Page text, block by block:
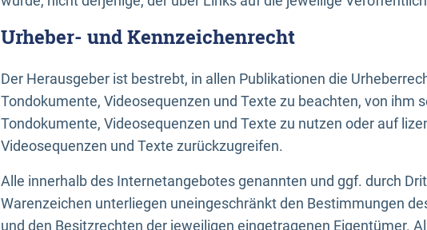
Urheber- und Kennzeichenrecht
Der Herausgeber ist bestrebt, in allen Publikationen die
Tondokumente, Videosequenzen und Texte zu beachten, von ihm
Tondokumente, Videosequenzen und Texte zu nutzen oder auf
Videosequenzen und Texte zurückzugreifen.
Alle innerhalb des Internetangebotes genannten und ggf. durch
Warenzeichen unterliegen uneingeschränkt den Bestimmungen
und den Besitzrechten der jeweiligen eingetragenen Eigentümer.